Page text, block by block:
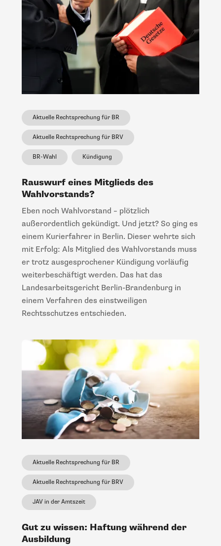
Aktuelle Rechtsprechung für BR
Aktuelle Rechtsprechung für BRV
BR-Wahl Kündigung
Rauswurf eines Mitglieds des
Wahlvorstands?
Eben noch Wahlvorstand – plötzlich
außerordentlich gekündigt. Und jetzt? So ging es
einem Kurierfahrer in Berlin. Dieser wehrte sich
mit Erfolg: Als Mitglied des Wahlvorstands muss
er trotz ausgesprochener Kündigung vorläufig
weiterbeschäftigt werden. Das hat das
Landesarbeitsgericht Berlin-Brandenburg in
einem Verfahren des einstweiligen
Rechtsschutzes entschieden.
Aktuelle Rechtsprechung für BR
Aktuelle Rechtsprechung für BRV
JAV in der Amtszeit
Gut zu wissen: Haftung während der
Ausbildung